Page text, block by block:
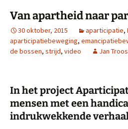
Van apartheid naar
30 oktober, 2015 aparticipatie,
aparticipatiebeweging,
de bossen, strijd, video Jan
In het project
mensen met een
indrukwekkende